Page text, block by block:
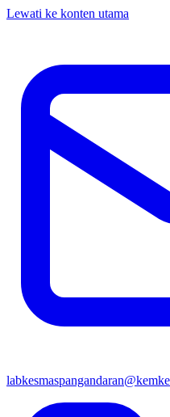
Lewati ke konten utama